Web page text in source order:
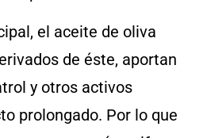
el aceite de oliva
de éste, aportan
y otros activos
prolongado. Por lo que